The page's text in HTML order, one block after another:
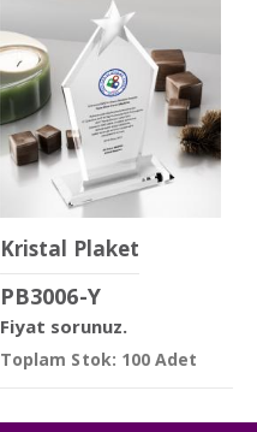
Kristal Plaket
PB3006-Y
Fiyat sorunuz.
Toplam Stok: 100 Adet